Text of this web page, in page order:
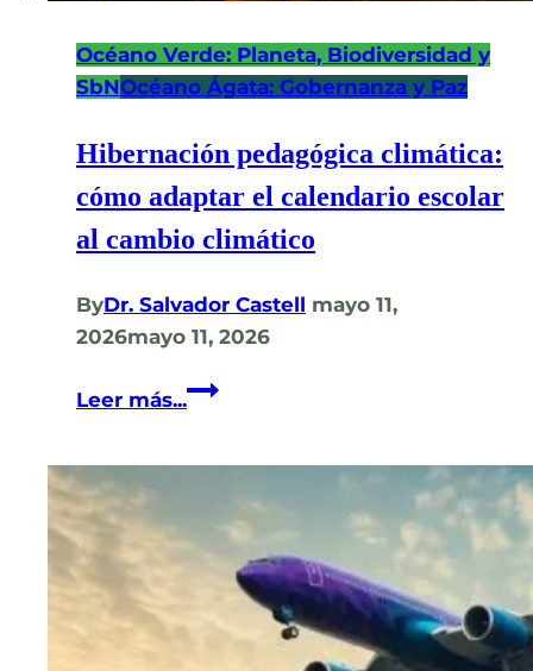
Océano Verde: Planeta, Biodiversidad y
SbNOcéano Ágata: Gobernanza y Paz
Hibernación pedagógica climática:
cómo adaptar el calendario escolar
al cambio climático
ByDr. Salvador Castell mayo 11,
2026mayo 11, 2026
Leer más...Hibernación
adaptar
el
calendario
escolar